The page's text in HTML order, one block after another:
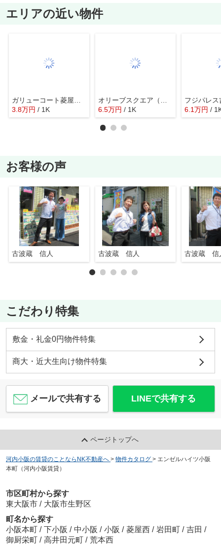
エリアの近い物件
ガリューコート菱屋西（長瀬賃貸）
3.8万円 / 1K
オリーブスクエア（布施賃貸）
6.5万円 / 1K 6.1万円 /
お客様の声
古波蔵 信人 古波蔵 信人 古波蔵 信
こだわり特集
敷金・礼金0円物件特集
商大・近大生向け物件特集
メールで共有する LINEで共有する
ページトップへ
河内小阪の賃貸のことならNK不動産へ > 物件カタログ > エンゼルハイツ小阪
本町（河内小阪賃貸）
市区町村から探す
東大阪市 / 大阪市生野区
町名から探す
小阪本町 / 下小阪 / 中小阪 / 小阪 / 菱屋西 / 岩田町 / 吉田 /
御厨栄町 / 高井田元町 / 荒本西